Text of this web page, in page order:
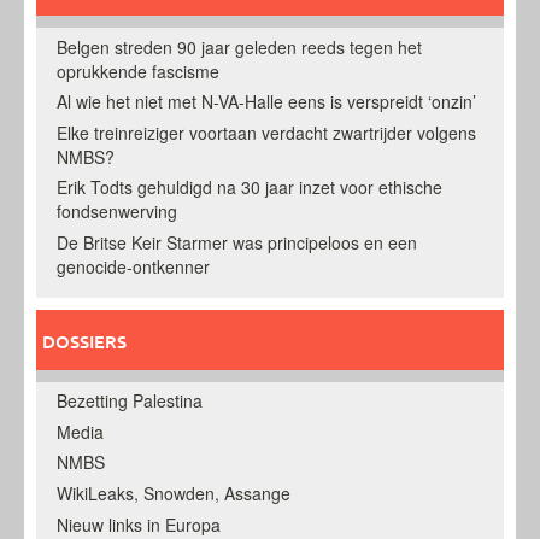
Belgen streden 90 jaar geleden reeds tegen het
oprukkende fascisme
Al wie het niet met N-VA-Halle eens is verspreidt ‘onzin’
Elke treinreiziger voortaan verdacht zwartrijder volgens
NMBS?
Erik Todts gehuldigd na 30 jaar inzet voor ethische
fondsenwerving
De Britse Keir Starmer was principeloos en een
genocide-ontkenner
DOSSIERS
Bezetting Palestina
Media
NMBS
WikiLeaks, Snowden, Assange
Nieuw links in Europa